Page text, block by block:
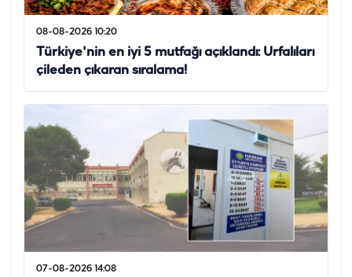
08-08-2026 10:20
Türkiye'nin en iyi 5 mutfağı açıklandı: Urfalıları
çileden çıkaran sıralama!
07-08-2026 14:08